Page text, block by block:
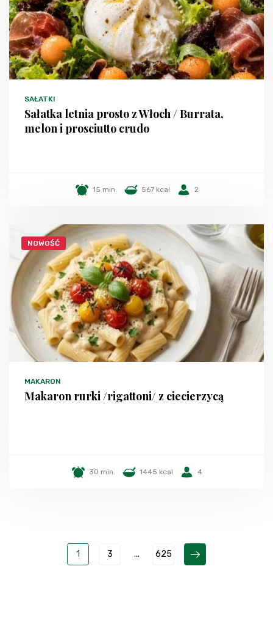
SAŁATKI
Sałatka letnia prosto z Włoch / Burrata,
melon i prosciutto crudo
15 min. 567 kcal 2
NOWOŚĆ
MAKARON
Makaron rurki /rigattoni/ z ciecierzycą
30 min. 1445 kcal 4
1 3 ... 625